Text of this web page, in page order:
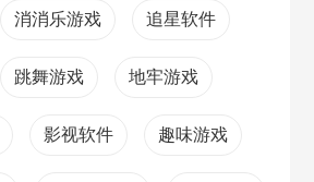
消消乐游戏 追星软件
跳舞游戏 地牢游戏
影视软件 趣味游戏